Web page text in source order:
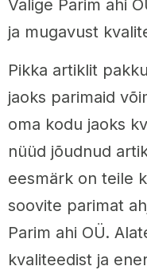
Valige Parim ahi
ja mugavust
Pikka artiklit
jaoks parimaid
oma kodu jaoks
nüüd jõudnud
eesmärk on teile
soovite parimat
Parim ahi OÜ.
kvaliteedist ja